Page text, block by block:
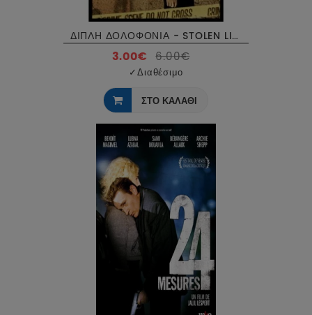
ΔΙΠΛΗ ΔΟΛΟΦΟΝΙΑ - STOLEN LIVES DVD USED
3.00€ 6.00€
✓Διαθέσιμο
ΣΤΟ ΚΑΛΑΘΙ